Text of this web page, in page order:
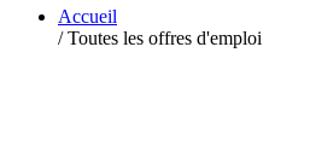
Accueil
/ Toutes les offres d'emploi